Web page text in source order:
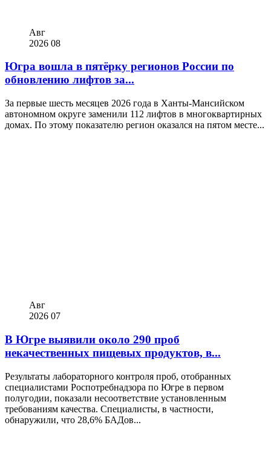
Авг
2026 08
Югра вошла в пятёрку регионов России по
обновлению лифтов за...
За первые шесть месяцев 2026 года в Ханты-Мансийском
автономном округе заменили 112 лифтов в многоквартирных
домах. По этому показателю регион оказался на пятом месте...
Авг
2026 07
В Югре выявили около 290 проб
некачественных пищевых продуктов, в...
Результаты лабораторного контроля проб, отобранных
специалистами Роспотребнадзора по Югре в первом
полугодии, показали несоответствие установленным
требованиям качества. Специалисты, в частности,
обнаружили, что 28,6% БАДов...